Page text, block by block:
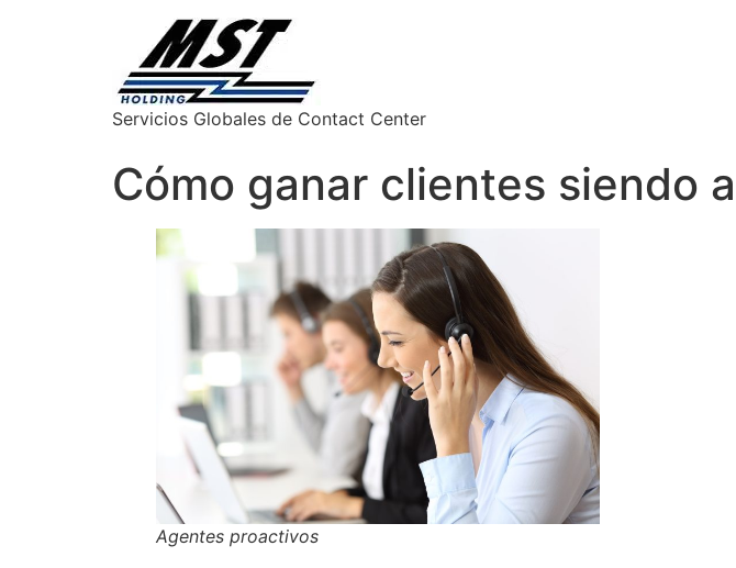
Servicios Globales de Contact Center
Cómo ganar clientes siendo
Agentes proactivos